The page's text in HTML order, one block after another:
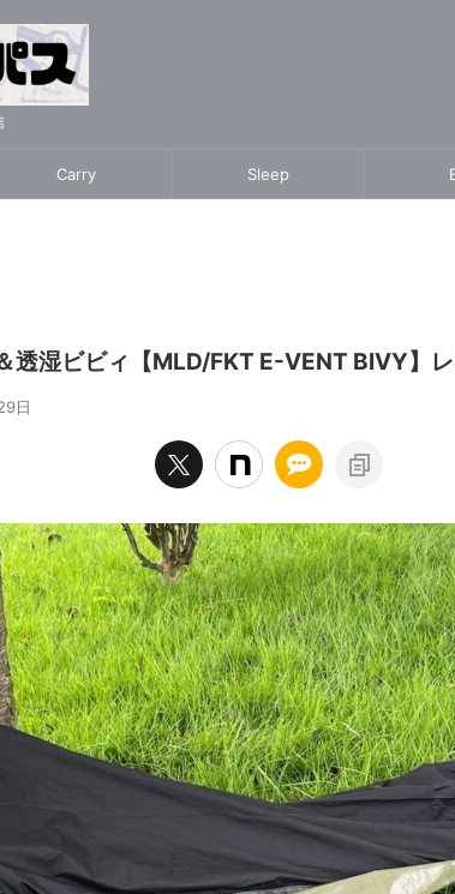
Carry Sleep
透湿ビビィ【MLD/FKT E-VENT BIVY】
日